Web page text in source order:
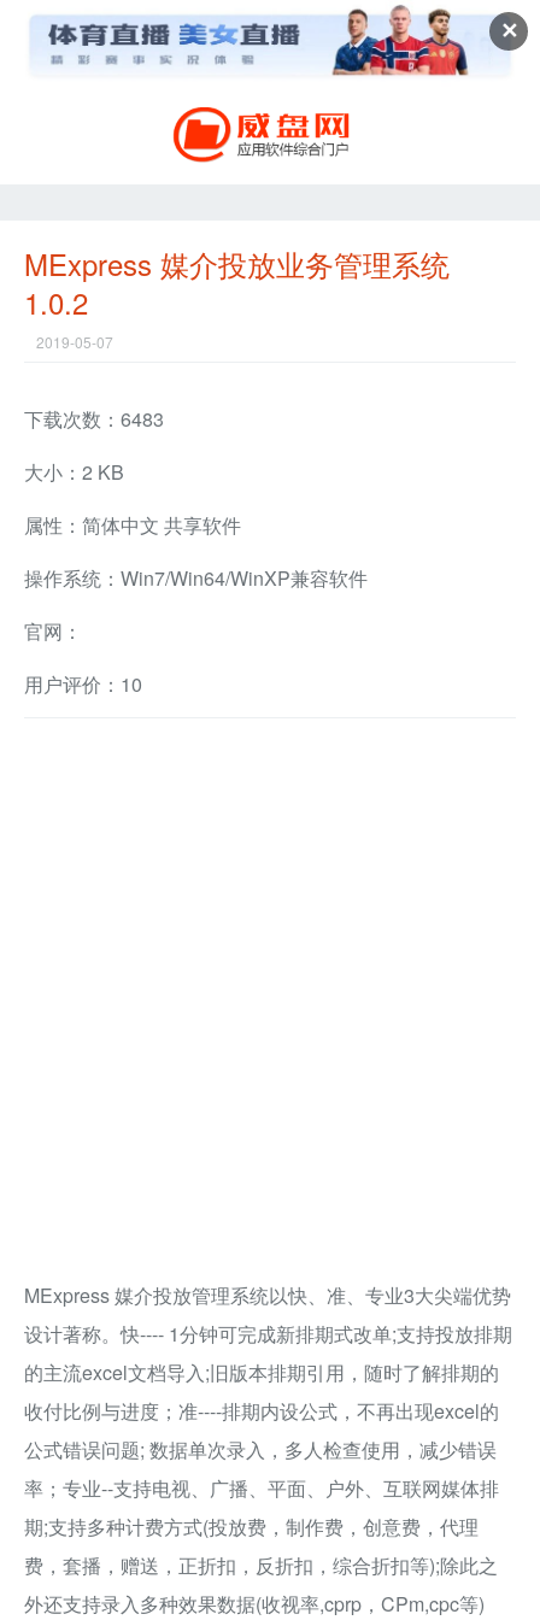
✕
MExpress 媒介投放业务管理系统
1.0.2
2019-05-07
下载次数：6483
大小：2 KB
属性：简体中文 共享软件
操作系统：Win7/Win64/WinXP兼容软件
官网：
用户评价：10
MExpress 媒介投放管理系统以快、准、专业3大尖端优势
设计著称。快---- 1分钟可完成新排期式改单;支持投放排期
的主流excel文档导入;旧版本排期引用，随时了解排期的
收付比例与进度；准----排期内设公式，不再出现excel的
公式错误问题; 数据单次录入，多人检查使用，减少错误
率；专业--支持电视、广播、平面、户外、互联网媒体排
期;支持多种计费方式(投放费，制作费，创意费，代理
费，套播，赠送，正折扣，反折扣，综合折扣等);除此之
外还支持录入多种效果数据(收视率,cprp，CPm,cpc等)